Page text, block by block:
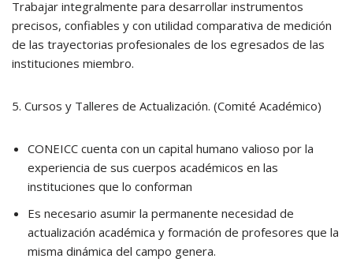
Trabajar integralmente para desarrollar instrumentos
precisos, confiables y con utilidad comparativa de medición
de las trayectorias profesionales de los egresados de las
instituciones miembro.
5. Cursos y Talleres de Actualización. (Comité Académico)
CONEICC cuenta con un capital humano valioso por la
experiencia de sus cuerpos académicos en las
instituciones que lo conforman
Es necesario asumir la permanente necesidad de
actualización académica y formación de profesores que la
misma dinámica del campo genera.